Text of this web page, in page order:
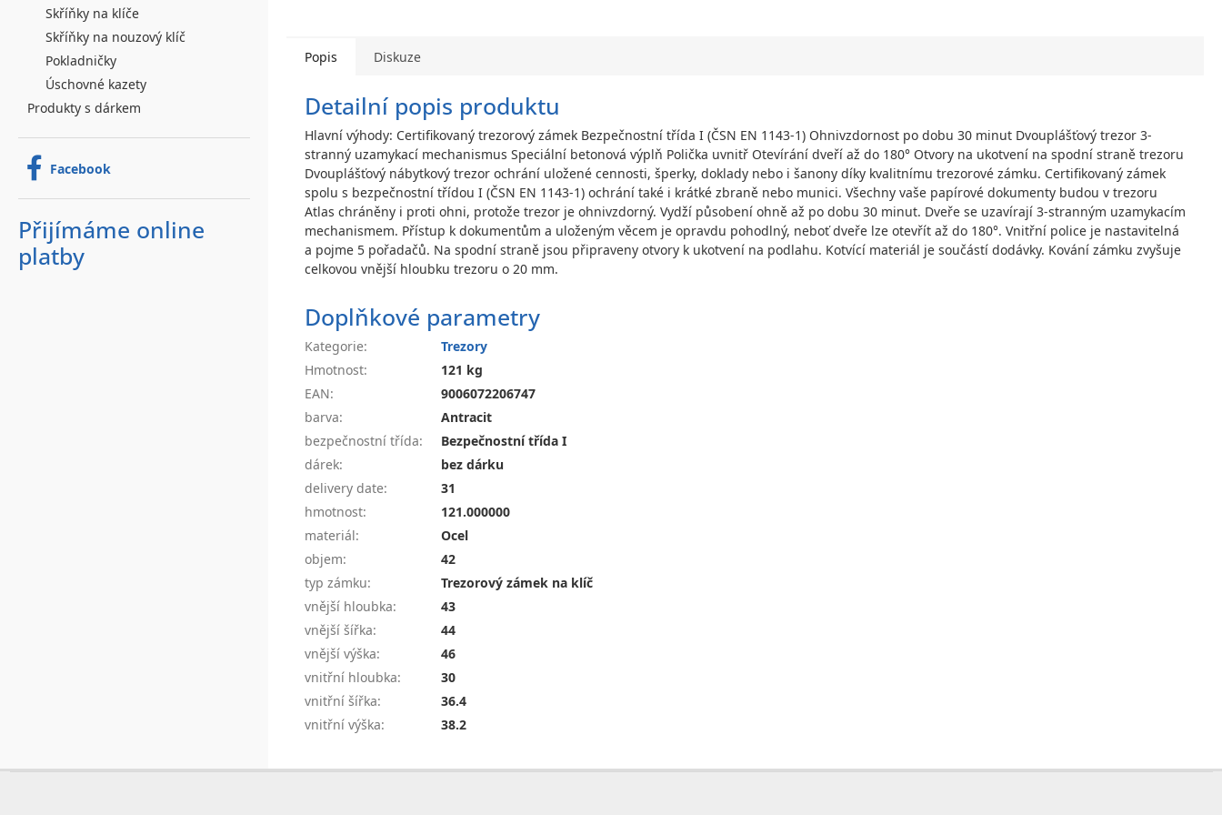
Skříňky na klíče
Skříňky na nouzový klíč
Pokladničky
Úschovné kazety
Produkty s dárkem
Facebook
Přijímáme online
platby
Popis Diskuze
Detailní popis produktu
Hlavní výhody: Certifikovaný trezorový zámek Bezpečnostní třída I (ČSN EN 1143-1) Ohnivzdornost po dobu 30 minut Dvouplášťový trezor 3-
stranný uzamykací mechanismus Speciální betonová výplň Polička uvnitř Otevírání dveří až do 180° Otvory na ukotvení na spodní straně trezoru
Dvouplášťový nábytkový trezor ochrání uložené cennosti, šperky, doklady nebo i šanony díky kvalitnímu trezorové zámku. Certifikovaný zámek
spolu s bezpečnostní třídou I (ČSN EN 1143-1) ochrání také i krátké zbraně nebo munici. Všechny vaše papírové dokumenty budou v trezoru
Atlas chráněny i proti ohni, protože trezor je ohnivzdorný. Vydží působení ohně až po dobu 30 minut. Dveře se uzavírají 3-stranným uzamykacím
mechanismem. Přístup k dokumentům a uloženým věcem je opravdu pohodlný, neboť dveře lze otevřít až do 180°. Vnitřní police je nastavitelná
a pojme 5 pořadačů. Na spodní straně jsou připraveny otvory k ukotvení na podlahu. Kotvící materiál je součástí dodávky. Kování zámku zvyšuje
celkovou vnější hloubku trezoru o 20 mm.
Doplňkové parametry
Kategorie:
Trezory
Hmotnost:
121 kg
EAN:
9006072206747
barva:
Antracit
bezpečnostní třída:
Bezpečnostní třída I
dárek:
bez dárku
delivery date:
31
hmotnost:
121.000000
materiál:
Ocel
objem:
42
typ zámku:
Trezorový zámek na klíč
vnější hloubka:
43
vnější šířka:
44
vnější výška:
46
vnitřní hloubka:
30
vnitřní šířka:
36.4
vnitřní výška: 38.2